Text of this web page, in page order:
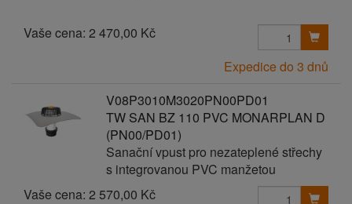
Vaše cena: 2 470,00 Kč
Expedice do 3 dnů
V08P3010M3020PN00PD01
TW SAN BZ 110 PVC MONARPLAN D
(PN00/PD01)
Sanační vpust pro nezateplené střechy
s integrovanou PVC manžetou
Vaše cena: 2 570,00 Kč